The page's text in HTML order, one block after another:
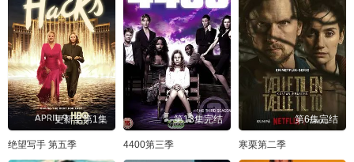
更新至第1集
绝望写手 第五季
第13集完结
4400第三季
第6集完结
寒栗第二季